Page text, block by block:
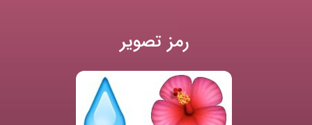
رمز تصویر